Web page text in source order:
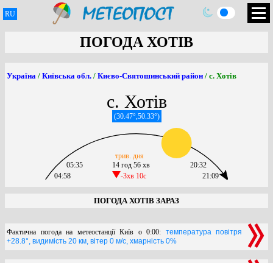
RU
ПОГОДА ХОТІВ
Україна / Київська обл. / Києво-Святошинський район / с. Хотів
с. Хотів
(30.47°,50.33°)
04:58
05:35
14 год 56 хв
-3хв 10c
трив. дня
21:09
20:32
ПОГОДА ХОТІВ ЗАРАЗ
Фактична погода на метеостанції Київ о 0:00: температура повітря
+28.8°, видимість 20 км, вітер 0 м/с, хмарність 0%